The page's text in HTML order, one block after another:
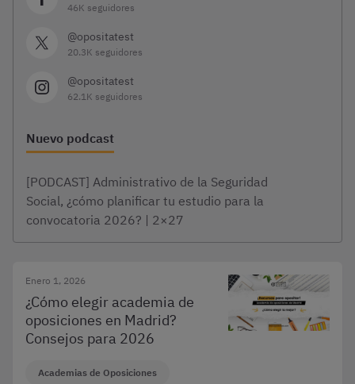
46K seguidores
@opositatest
20.3K seguidores
@opositatest
62.1K seguidores
Nuevo podcast
[PODCAST] Administrativo de la Seguridad
Social, ¿cómo planificar tu estudio para la
convocatoria 2026? | 2×27
Enero 1, 2026
¿Cómo elegir academia de
oposiciones en Madrid?
Consejos para 2026
Academias de Oposiciones